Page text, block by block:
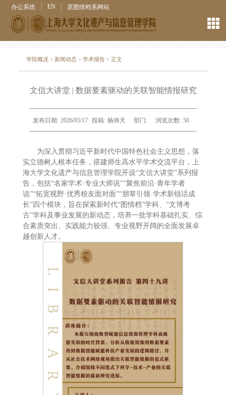
办公系统 EN 原图情档系网站
学院概况 > 新闻动态 >学术报告 > 正文
文信大讲堂 | 数据要素驱动的关联智能情报研究
发布日期: 2026/05/17 投稿: 杨倚天 部门: 浏览次数: 50
为深入贯彻习近平新时代中国特色社会主义思想，落
实立德树人根本任务，搭建师生高水平学术交流平台，上
海大学文化遗产与信息管理学院开设“文信大讲堂”系列报
告，包括“名家学术·专业大师说”“聚焦前沿·青年学者
说”“拓宽视野·优秀校友面对面”“朋辈引领·学术新锐话成
长”四个模块，旨在探索新时代“图情档”学科、“文博考
古”学科及事业发展的新动态，培养一批学科基础扎实、综
合素质突出、实践能力较强、专业视野开阔的全面发展卓
越创新人才。